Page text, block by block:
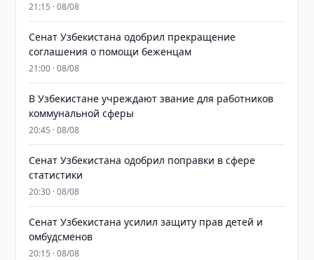
21:15 · 08/08
Сенат Узбекистана одобрил прекращение
соглашения о помощи беженцам
21:00 · 08/08
В Узбекистане учреждают звание для работников
коммунальной сферы
20:45 · 08/08
Сенат Узбекистана одобрил поправки в сфере
статистики
20:30 · 08/08
Сенат Узбекистана усилил защиту прав детей и
омбудсменов
20:15 · 08/08